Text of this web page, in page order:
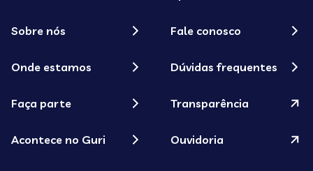
Sobre nós
Onde estamos
Faça parte
Acontece no Guri
Fale conosco
Dúvidas frequentes
Transparência
Ouvidoria